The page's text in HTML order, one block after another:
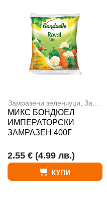
Замразени зеленчуци Замразени продукти и сладолед
МИКС БОНДЮЕЛ
ИМПЕРАТОРСКИ
ЗАМРАЗЕН 400Г
2.55 € (4.99 лв.)
КУПИ